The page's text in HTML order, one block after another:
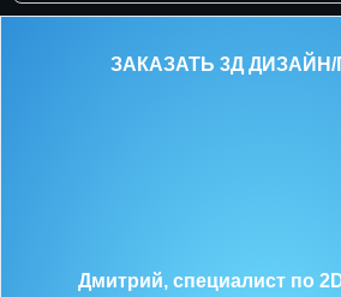
ЗАКАЗАТЬ 3Д
Дмитрий, специалист по